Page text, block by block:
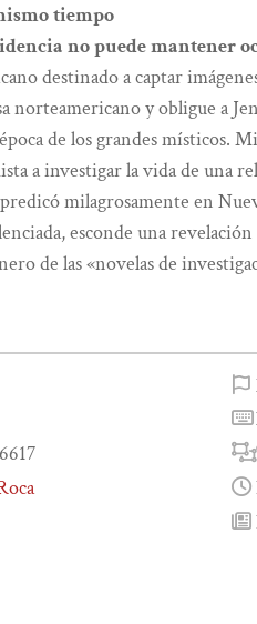
tiempo
no puede mantener
destinado a captar
norteamericano y obligue a
de los grandes místicos.
a investigar la vida de una
predicó milagrosamente en
esconde una
de las «novelas de